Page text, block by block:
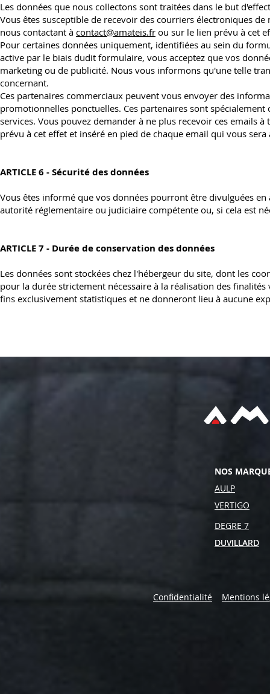
Les données que nous collectons sont traitées dans le but
Vous êtes susceptible de recevoir des courriers électroniques
nous contactant à contact@amateis.fr ou sur le lien prévu à cet
Pour certaines données uniquement, identifiées au sein du
active par le biais dudit formulaire, vous acceptez que vos
marketing ou de publicité. Nous vous informons qu'une telle
concernant.
Ces partenaires commerciaux peuvent vous envoyer des
promotionnelles ponctuelles. Ces partenaires sont
services. Vous pouvez demander à ne plus recevoir ces emails
prévu à cet effet et inséré en pied de chaque email qui vous sera
ARTICLE 6 - Sécurité des données
Vous êtes informé que vos données pourront être divulguées
autorité réglementaire ou judiciaire compétente ou, si cela est
ARTICLE 7 - Durée de conservation des données
Les données sont stockées chez l'hébergeur du site, dont les
pour la durée strictement nécessaire à la réalisation des
fins exclusivement statistiques et ne donneront lieu à aucune
NOS
AULP
VERTIGO
DEGRE 7
DUVILLARD
DUVILLARD
Confidentialité Mentions